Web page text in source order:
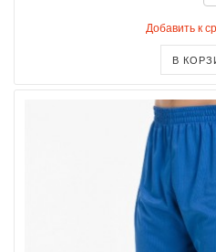
Добавить к
В